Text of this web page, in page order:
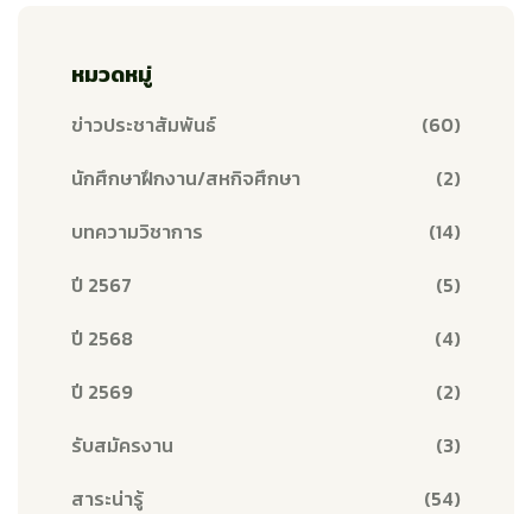
หมวดหมู่
ข่าวประชาสัมพันธ์
(60)
นักศึกษาฝึกงาน/สหกิจศึกษา
(2)
บทความวิชาการ
(14)
ปี 2567
(5)
ปี 2568
(4)
ปี 2569
(2)
รับสมัครงาน
(3)
สาระน่ารู้
(54)